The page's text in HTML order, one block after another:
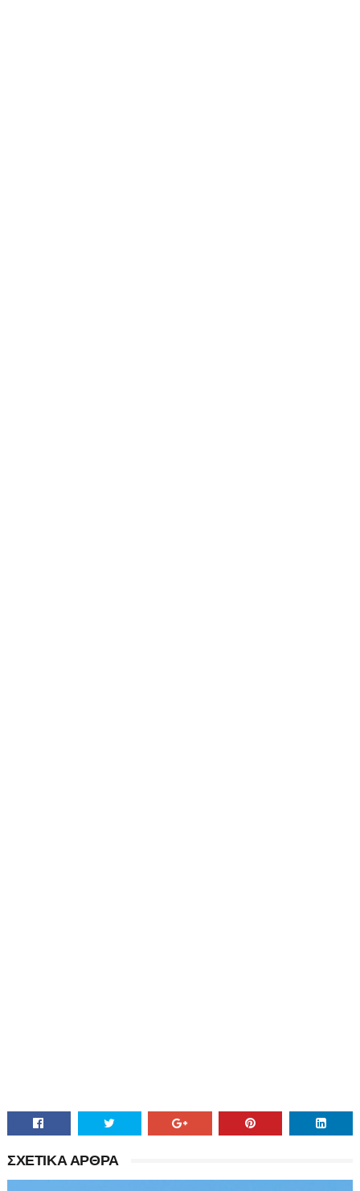
ΣΧΕΤΙΚΑ ΑΡΘΡΑ